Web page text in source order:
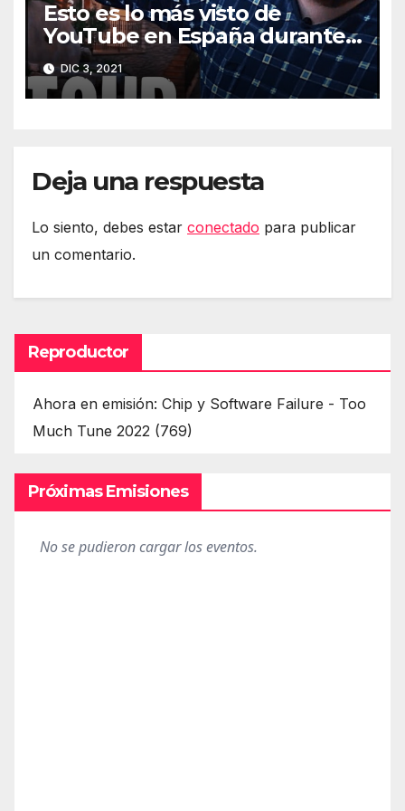
Esto es lo más visto de
YouTube en España durante
2021
DIC 3, 2021
Deja una respuesta
Lo siento, debes estar conectado para publicar
un comentario.
Reproductor
Ahora en emisión: Chip y Software Failure - Too
Much Tune 2022 (769)
Próximas Emisiones